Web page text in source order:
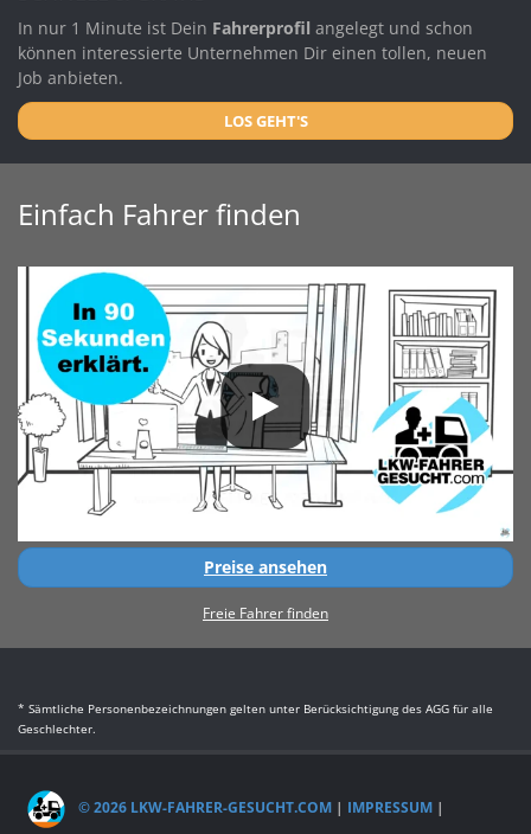
In nur 1 Minute ist Dein Fahrerprofil angelegt und schon
können interessierte Unternehmen Dir einen tollen, neuen
Job anbieten.
LOS GEHT'S
Einfach Fahrer finden
Preise ansehen
Freie Fahrer finden
* Sämtliche Personenbezeichnungen gelten unter Berücksichtigung des AGG für alle
Geschlechter.
© 2026 LKW-FAHRER-GESUCHT.COM | IMPRESSUM |